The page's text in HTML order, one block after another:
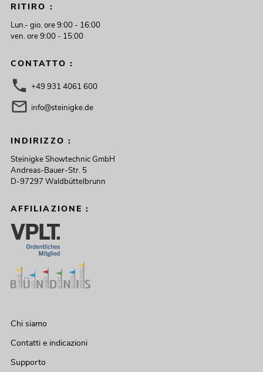
RITIRO :
Lun.- gio. ore 9:00 - 16:00
ven. ore 9:00 - 15:00
CONTATTO :
+49 931 4061 600
info@steinigke.de
INDIRIZZO :
Steinigke Showtechnic GmbH
Andreas-Bauer-Str. 5
D-97297 Waldbüttelbrunn
AFFILIAZIONE :
Chi siamo
Contatti e indicazioni
Supporto